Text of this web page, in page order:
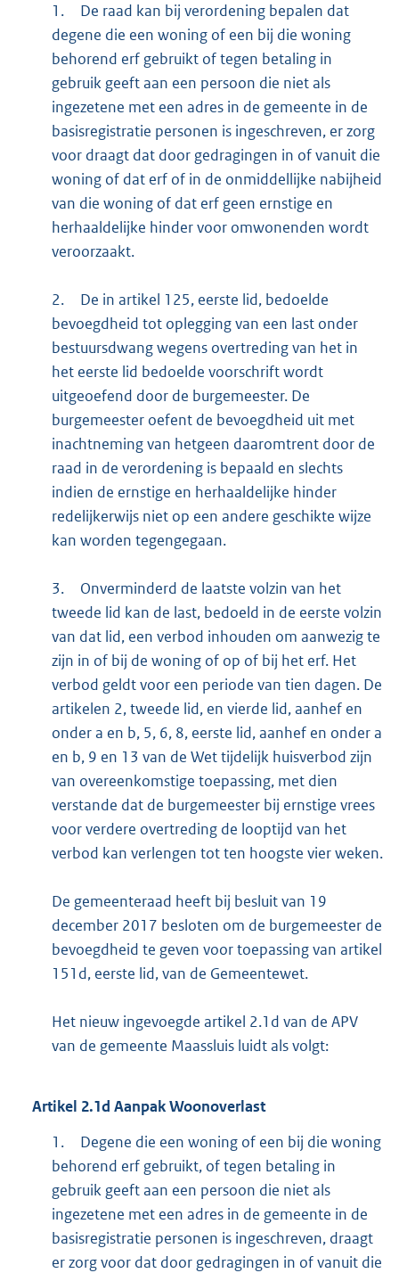
1.
De raad kan bij verordening bepalen dat
degene die een woning of een bij die woning
behorend erf gebruikt of tegen betaling in
gebruik geeft aan een persoon die niet als
ingezetene met een adres in de gemeente in de
basisregistratie personen is ingeschreven, er zorg
voor draagt dat door gedragingen in of vanuit die
woning of dat erf of in de onmiddellijke nabijheid
van die woning of dat erf geen ernstige en
herhaaldelijke hinder voor omwonenden wordt
veroorzaakt.
2.
De in artikel 125, eerste lid, bedoelde
bevoegdheid tot oplegging van een last onder
bestuursdwang wegens overtreding van het in
het eerste lid bedoelde voorschrift wordt
uitgeoefend door de burgemeester. De
burgemeester oefent de bevoegdheid uit met
inachtneming van hetgeen daaromtrent door de
raad in de verordening is bepaald en slechts
indien de ernstige en herhaaldelijke hinder
redelijkerwijs niet op een andere geschikte wijze
kan worden tegengegaan.
3.
Onverminderd de laatste volzin van het
tweede lid kan de last, bedoeld in de eerste volzin
van dat lid, een verbod inhouden om aanwezig te
zijn in of bij de woning of op of bij het erf. Het
verbod geldt voor een periode van tien dagen. De
artikelen 2, tweede lid, en vierde lid, aanhef en
onder a en b, 5, 6, 8, eerste lid, aanhef en onder a
en b, 9 en 13 van de Wet tijdelijk huisverbod zijn
van overeenkomstige toepassing, met dien
verstande dat de burgemeester bij ernstige vrees
voor verdere overtreding de looptijd van het
verbod kan verlengen tot ten hoogste vier weken.
De gemeenteraad heeft bij besluit van 19
december 2017 besloten om de burgemeester de
bevoegdheid te geven voor toepassing van artikel
151d, eerste lid, van de Gemeentewet.
Het nieuw ingevoegde artikel 2.1d van de APV
van de gemeente Maassluis luidt als volgt:
Artikel 2.1d Aanpak Woonoverlast
1.
Degene die een woning of een bij die woning
behorend erf gebruikt, of tegen betaling in
gebruik geeft aan een persoon die niet als
ingezetene met een adres in de gemeente in de
basisregistratie personen is ingeschreven, draagt
er zorg voor dat door gedragingen in of vanuit die